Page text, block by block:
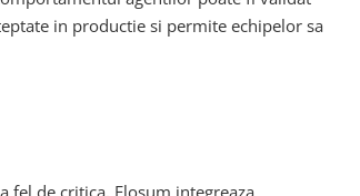
in productie si permite echipelor sa